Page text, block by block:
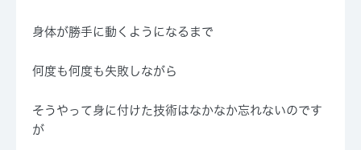
身体が勝手に動くようになるまで
何度も何度も失敗しながら
そうやって身に付けた技術はなかなか忘れないのです
が